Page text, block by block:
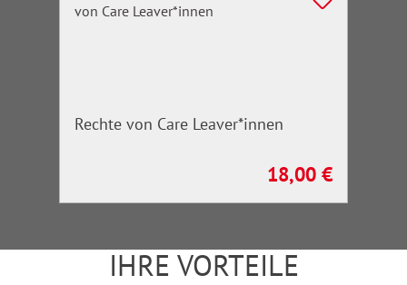
Rechte von Care Leaver*innen
Regulärer Preis:
18,00 €
IHRE VORTEILE